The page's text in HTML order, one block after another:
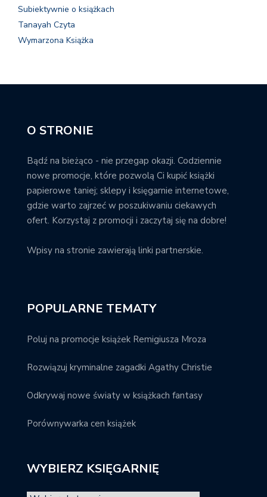
Subiektywnie o książkach
Tanayah Czyta
Wymarzona Książka
O STRONIE
Bądź na bieżąco - nie przegap okazji. Codziennie
nowe promocje, które pozwolą Ci kupić książki
papierowe taniej; sklepy i księgarnie internetowe,
gdzie warto zajrzeć w poszukiwaniu ciekawych
ofert. Korzystaj z promocji i zaczytaj się na dobre!
Wpisy na stronie zawierają linki partnerskie.
POPULARNE TEMATY
Poluj na promocje książek Remigiusza Mroza
Rozwiązuj kryminalne zagadki Agathy Christie
Odkrywaj nowe światy w książkach fantasy
Porównywarka cen książek
WYBIERZ KSIĘGARNIĘ